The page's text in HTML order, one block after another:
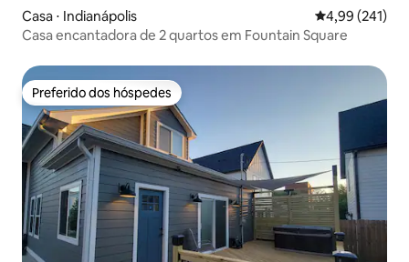
Casa ⋅ Indianápolis 4,99 de uma
4,99 (241)
Casa encantadora de 2 quartos em Fountain Square
Preferido dos hóspedes
Preferido dos hóspedes